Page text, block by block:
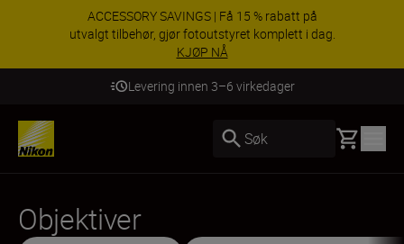
ACCESSORY SAVINGS | Få 15 % rabatt på
utvalgt tilbehør, gjør fotoutstyret komplett i dag.
KJØP NÅ
Levering innen 3–6 virkedager
Søk Basket
Objektiver